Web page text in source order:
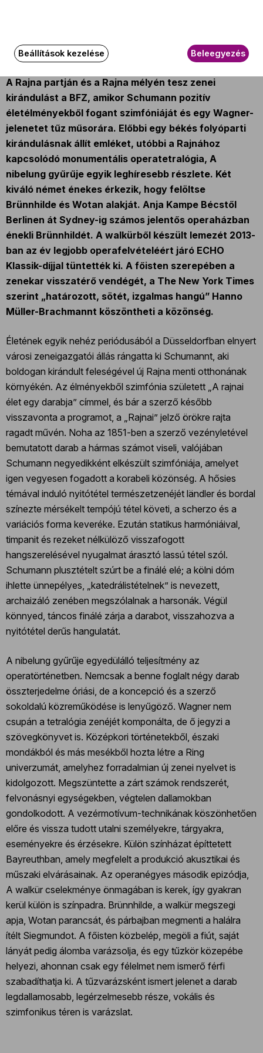
Az eseményről
A Rajna partján és a Rajna mélyén tesz zenei
kirándulást a BFZ, amikor Schumann pozitív
életélményekből fogant szimfóniáját és egy Wagner-
jelenetet tűz műsorára. Előbbi egy békés folyóparti
kirándulásnak állít emléket, utóbbi a Rajnához
kapcsolódó monumentális operatetralógia, A
nibelung gyűrűje egyik leghíresebb részlete. Két
kiváló német énekes érkezik, hogy felöltse
Brünnhilde és Wotan alakját. Anja Kampe Bécstől
Berlinen át Sydney-ig számos jelentős operaházban
énekli Brünnhildét. A walkürből készült lemezét 2013-
ban az év legjobb operafelvételéért járó ECHO
Klassik-díjjal tüntették ki. A főisten szerepében a
zenekar visszatérő vendégét, a The New York Times
szerint „határozott, sötét, izgalmas hangú” Hanno
Müller-Brachmannt köszöntheti a közönség.
Életének egyik nehéz periódusából a Düsseldorfban elnyert
városi zeneigazgatói állás rángatta ki Schumannt, aki
boldogan kirándult feleségével új Rajna menti otthonának
környékén. Az élményekből szimfónia született „A rajnai
élet egy darabja” címmel, és bár a szerző később
visszavonta a programot, a „Rajnai” jelző örökre rajta
ragadt művén. Noha az 1851-ben a szerző vezényletével
bemutatott darab a hármas számot viseli, valójában
Schumann negyedikként elkészült szimfóniája, amelyet
igen vegyesen fogadott a korabeli közönség. A hősies
témával induló nyitótétel természetzenéjét ländler és bordal
színezte mérsékelt tempójú tétel követi, a scherzo és a
variációs forma keveréke. Ezután statikus harmóniáival,
timpanit és rezeket nélkülöző visszafogott
hangszerelésével nyugalmat árasztó lassú tétel szól.
Schumann plusztételt szúrt be a finálé elé; a kölni dóm
ihlette ünnepélyes, „katedrálistételnek” is nevezett,
archaizáló zenében megszólalnak a harsonák. Végül
könnyed, táncos finálé zárja a darabot, visszahozva a
nyitótétel derűs hangulatát.
A nibelung gyűrűje egyedülálló teljesítmény az
operatörténetben. Nemcsak a benne foglalt négy darab
összterjedelme óriási, de a koncepció és a szerző
sokoldalú közreműködése is lenyűgöző. Wagner nem
csupán a tetralógia zenéjét komponálta, de ő jegyzi a
szövegkönyvet is. Középkori történetekből, északi
mondákból és más mesékből hozta létre a Ring
univerzumát, amelyhez forradalmian új zenei nyelvet is
kidolgozott. Megszüntette a zárt számok rendszerét,
felvonásnyi egységekben, végtelen dallamokban
gondolkodott. A vezérmotívum-technikának köszönhetően
előre és vissza tudott utalni személyekre, tárgyakra,
eseményekre és érzésekre. Külön színházat építtetett
Bayreuthban, amely megfelelt a produkció akusztikai és
műszaki elvárásainak. Az operanégyes második epizódja,
A walkür cselekménye önmagában is kerek, így gyakran
kerül külön is színpadra. Brünnhilde, a walkür megszegi
apja, Wotan parancsát, és párbajban megmenti a halálra
ítélt Siegmundot. A főisten közbelép, megöli a fiút, saját
lányát pedig álomba varázsolja, és egy tűzkör közepébe
helyezi, ahonnan csak egy félelmet nem ismerő férfi
szabadíthatja ki. A tűzvarázsként ismert jelenet a darab
legdallamosabb, legérzelmesebb része, vokális és
szimfonikus téren is varázslat.
Beállítások kezelése Beleegyezés